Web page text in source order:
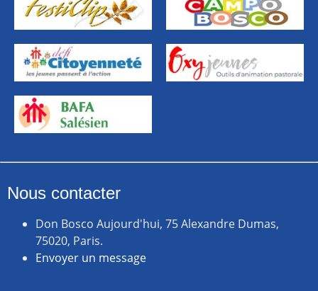
Nous contacter
Don Bosco Aujourd'hui, 75 Alexandre Dumas,
75020, Paris.
Envoyer un message